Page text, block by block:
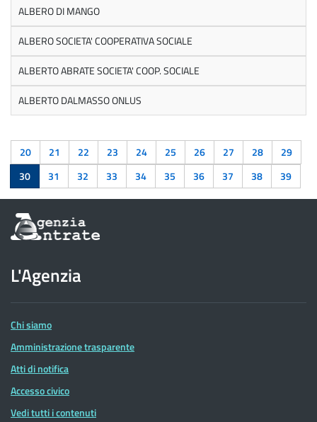
ALBERO DI MANGO
ALBERO SOCIETA' COOPERATIVA SOCIALE
ALBERTO ABRATE SOCIETA' COOP. SOCIALE
ALBERTO DALMASSO ONLUS
20 21 22 23 24 25 26 27 28
29
30
31 32 33 34 35 36 37 38 39
Informazioni
sul
dell'Agenzia
delle
Entrate
L'Agenzia
Chi siamo
Amministrazione trasparente
Atti di notifica
Accesso civico
Vedi tutti i contenuti